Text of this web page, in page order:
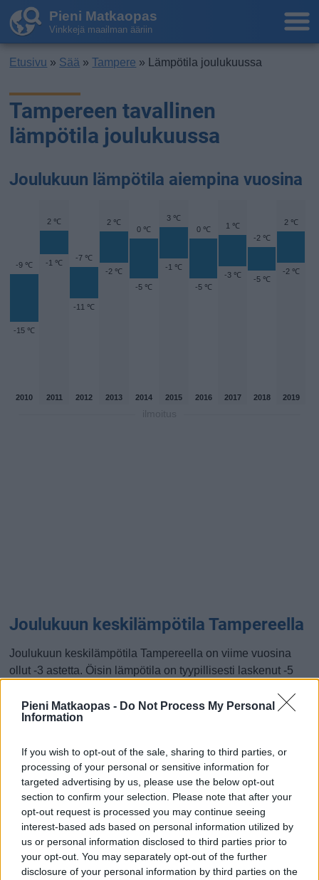
Pieni Matkaopas - Do Not Process My Personal
Information
If you wish to opt-out of the sale, sharing to third parties, or
processing of your personal or sensitive information for
targeted advertising by us, please use the below opt-out
section to confirm your selection. Please note that after your
opt-out request is processed you may continue seeing
interest-based ads based on personal information utilized by
us or personal information disclosed to third parties prior to
your opt-out. You may separately opt-out of the further
disclosure of your personal information by third parties on the
Pieni Matkaopas
Vinkkejä maailman ääriin
Etusivu » Sää »Tampere » Lämpötila joulukuussa
Tampereen tavallinen
lämpötila joulukuussa
Joulukuun lämpötila aiempina vuosina
-9 ℃
-15 ℃
2 ℃
-1 ℃
-7 ℃
-11 ℃
2 ℃
-2 ℃
0 ℃
-5 ℃
3 ℃
-1 ℃
0 ℃
-5 ℃
1 ℃
-3 ℃
-2 ℃
-5 ℃
2 ℃
-2 ℃
2010 2011 2012 2013 2014 2015 2016 2017 2018 2019
Joulukuun keskilämpötila Tampereella
Joulukuun keskilämpötila Tampereella on viime vuosina
ollut -3 astetta. Öisin lämpötila on tyypillisesti laskenut -5
tuntumaan. Tällä sivulla olevasta kaaviosta näkee, miten
lämmin sää Tampereella on keskimäärin ollut joulukuussa
päivinä on minäkin vuonna liikkunut.
Hetkellisesti Tampereella on silti koettu tätäkin kylmempiä
ja lämpimämpiä joulukuisia päiviä. Esimerkiksi vuoden
2010 joulukuussa lämpötila käväisi alimmillaan -28
asteessa ja toisaalta vuonna 2015 joulukuussa hätyyteltiin
eräänä poikkeuksellisen lämpimänä päivänä 10 asteen
lukemia.